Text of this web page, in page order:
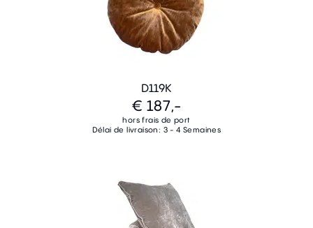
D119K
€ 187,-
hors frais de port
Délai de livraison: 3 - 4 Semaines